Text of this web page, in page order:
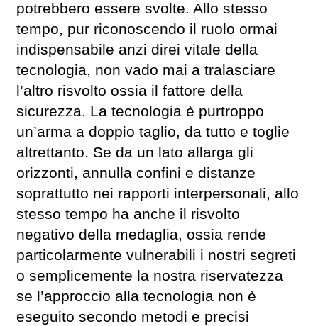
potrebbero essere svolte. Allo stesso
tempo, pur riconoscendo il ruolo ormai
indispensabile anzi direi vitale della
tecnologia, non vado mai a tralasciare
l’altro risvolto ossia il fattore della
sicurezza. La tecnologia è purtroppo
un’arma a doppio taglio, da tutto e toglie
altrettanto. Se da un lato allarga gli
orizzonti, annulla confini e distanze
soprattutto nei rapporti interpersonali, allo
stesso tempo ha anche il risvolto
negativo della medaglia, ossia rende
particolarmente vulnerabili i nostri segreti
o semplicemente la nostra riservatezza
se l’approccio alla tecnologia non è
eseguito secondo metodi e precisi